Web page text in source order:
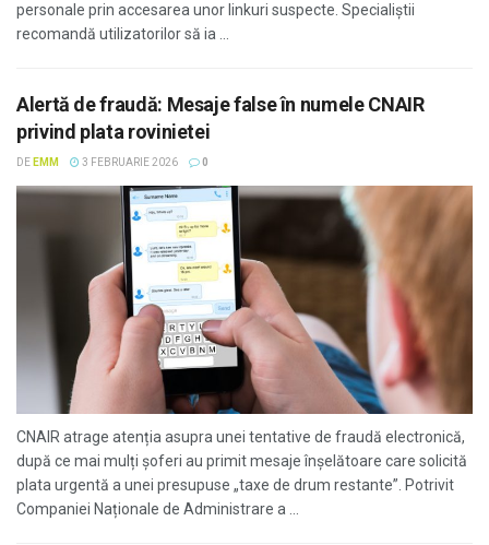
personale prin accesarea unor linkuri suspecte. Specialiștii
recomandă utilizatorilor să ia ...
Alertă de fraudă: Mesaje false în numele CNAIR
privind plata rovinietei
DE EMM 3 FEBRUARIE 2026 0
CNAIR atrage atenția asupra unei tentative de fraudă electronică,
după ce mai mulți șoferi au primit mesaje înșelătoare care solicită
plata urgentă a unei presupuse „taxe de drum restante”. Potrivit
Companiei Naționale de Administrare a ...